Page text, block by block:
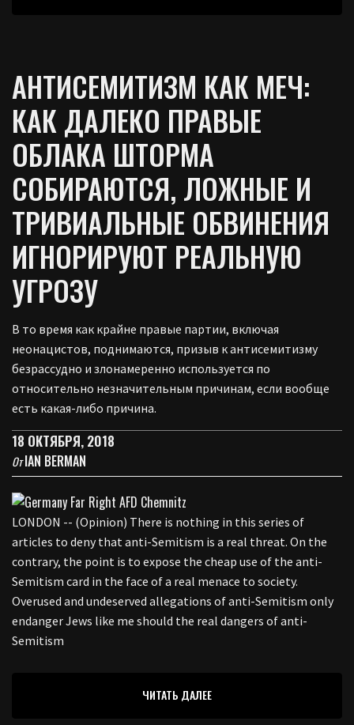
АНТИСЕМИТИЗМ КАК МЕЧ:
КАК ДАЛЕКО ПРАВЫЕ
ОБЛАКА ШТОРМА
СОБИРАЮТСЯ, ЛОЖНЫЕ И
ТРИВИАЛЬНЫЕ ОБВИНЕНИЯ
ИГНОРИРУЮТ РЕАЛЬНУЮ
УГРОЗУ
В то время как крайне правые партии, включая
неонацистов, поднимаются, призыв к антисемитизму
безрассудно и злонамеренно используется по
относительно незначительным причинам, если вообще
есть какая-либо причина.
18 ОКТЯБРЯ, 2018
ОтIAN BERMAN
LONDON -- (Opinion) There is nothing in this series of
articles to deny that anti-Semitism is a real threat. On the
contrary, the point is to expose the cheap use of the anti-
Semitism card in the face of a real menace to society.
Overused and undeserved allegations of anti-Semitism only
endanger Jews like me should the real dangers of anti-
Semitism
ЧИТАТЬ ДАЛЕЕ